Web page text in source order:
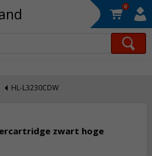
0
HL-L3230CDW
zwart hoge